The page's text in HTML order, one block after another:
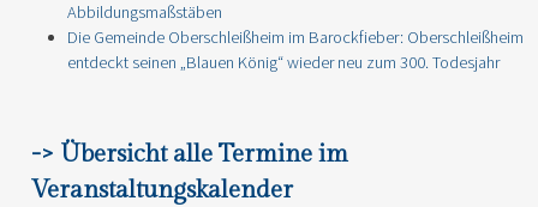
Abbildungsmaßstäben
Die Gemeinde Oberschleißheim im Barockfieber: Oberschleißheim
entdeckt seinen „Blauen König“ wieder neu zum 300. Todesjahr
-> Übersicht alle Termine im
Veranstaltungskalender